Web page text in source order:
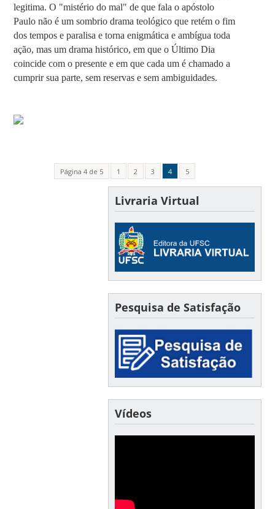
legitima. O "mistério do mal" de que fala o apóstolo
Paulo não é um sombrio drama teológico que retém o fim
dos tempos e paralisa e torna enigmática e ambígua toda
ação, mas um drama histórico, em que o Último Dia
coincide com o presente e em que cada um é chamado a
cumprir sua parte, sem reservas e sem ambiguidades.
Página 4 de 5 1 2 3 4 5
Livraria Virtual
Pesquisa de Satisfação
Vídeos